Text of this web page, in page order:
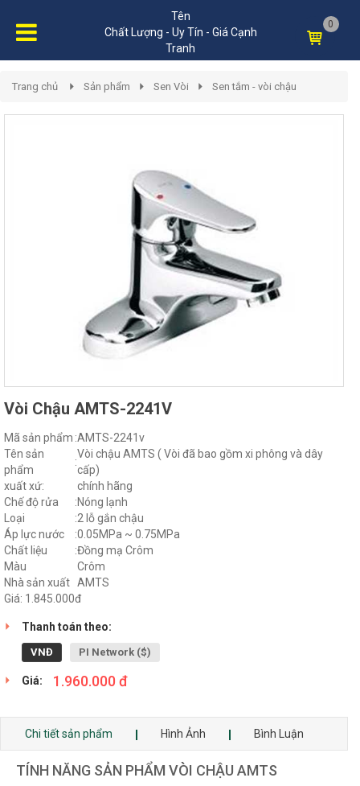
Tên
Chất Lượng - Uy Tín - Giá Cạnh
Tranh
0
Trang chủ Sản phẩm Sen Vòi Sen tắm - vòi chậu
Vòi Chậu AMTS-2241V
Mã sản phẩm :AMTS-2241v
Tên sản
phẩm
:
Vòi chậu AMTS ( Vòi đã bao gồm xi phông và dây
cấp)
xuất xứ:
chính hãng
Chế độ rửa
:Nóng lạnh
Loại
:2 lỗ gắn chậu
Áp lực nước
:0.05MPa ~ 0.75MPa
Chất liệu
:Đồng mạ Crôm
Màu
Crôm
Nhà sản xuất AMTS
Giá: 1.845.000đ
Thanh toán theo:
VNĐ PI Network ($)
Giá: 1.960.000 đ
Chi tiết sản phẩm Hình Ảnh Bình Luận
TÍNH NĂNG SẢN PHẨM VÒI CHẬU AMTS